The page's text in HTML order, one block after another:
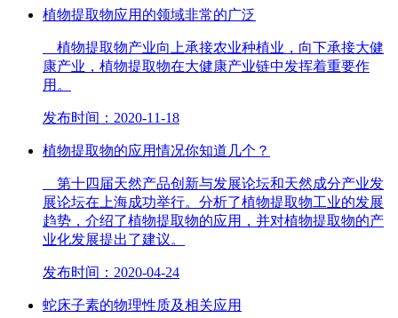
植物提取物应用的领域非常的广泛
植物提取物产业向上承接农业种植业，向下承接大健
康产业，植物提取物在大健康产业链中发挥着重要作
用。
发布时间：2020-11-18
植物提取物的应用情况你知道几个？
第十四届天然产品创新与发展论坛和天然成分产业发
展论坛在上海成功举行。分析了植物提取物工业的发展
趋势，介绍了植物提取物的应用，并对植物提取物的产
业化发展提出了建议。
发布时间：2020-04-24
蛇床子素的物理性质及相关应用